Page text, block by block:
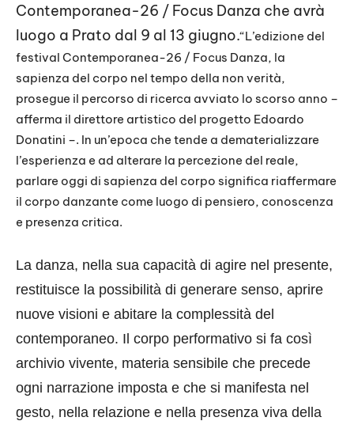
EMBED
Contemporanea-26 / Focus Danza che avrà
luogo a Prato dal 9 al 13 giugno.“L’edizione del
festival Contemporanea-26 / Focus Danza, la
sapienza del corpo nel tempo della non verità,
prosegue il percorso di ricerca avviato lo scorso anno –
afferma il direttore artistico del progetto Edoardo
Donatini –. In un’epoca che tende a dematerializzare
l’esperienza e ad alterare la percezione del reale,
parlare oggi di sapienza del corpo significa riaffermare
il corpo danzante come luogo di pensiero, conoscenza
e presenza critica.
La danza, nella sua capacità di agire nel presente,
restituisce la possibilità di generare senso, aprire
nuove visioni e abitare la complessità del
contemporaneo. Il corpo performativo si fa così
archivio vivente, materia sensibile che precede
ogni narrazione imposta e che si manifesta nel
gesto, nella relazione e nella presenza viva della